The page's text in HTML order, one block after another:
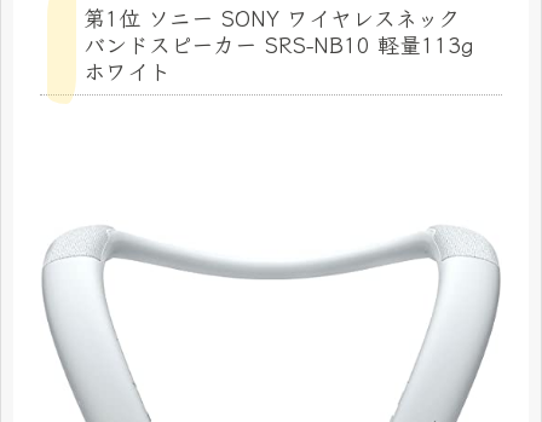
第1位 ソニー SONY ワイヤレスネック
バンドスピーカー SRS-NB10 軽量113g
ホワイト